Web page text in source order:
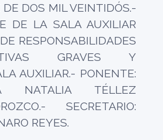
DOS MIL VEINTIDÓS.-
DE LA SALA AUXILIAR
RESPONSABILIDADES
GRAVES Y
AUXILIAR.- PONENTE:
NATALIA TÉLLEZ
SECRETARIO:
REYES.